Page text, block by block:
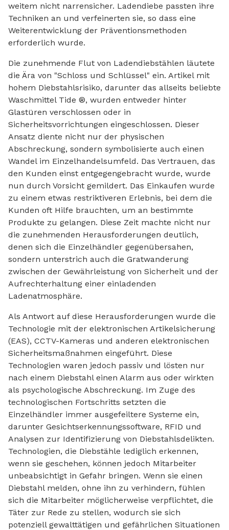
weitem nicht narrensicher. Ladendiebe passten ihre
Techniken an und verfeinerten sie, so dass eine
Weiterentwicklung der Präventionsmethoden
erforderlich wurde.
Die zunehmende Flut von Ladendiebstählen läutete
die Ära von "Schloss und Schlüssel" ein. Artikel mit
hohem Diebstahlsrisiko, darunter das allseits beliebte
Waschmittel Tide ®, wurden entweder hinter
Glastüren verschlossen oder in
Sicherheitsvorrichtungen eingeschlossen. Dieser
Ansatz diente nicht nur der physischen
Abschreckung, sondern symbolisierte auch einen
Wandel im Einzelhandelsumfeld. Das Vertrauen, das
den Kunden einst entgegengebracht wurde, wurde
nun durch Vorsicht gemildert. Das Einkaufen wurde
zu einem etwas restriktiveren Erlebnis, bei dem die
Kunden oft Hilfe brauchten, um an bestimmte
Produkte zu gelangen. Diese Zeit machte nicht nur
die zunehmenden Herausforderungen deutlich,
denen sich die Einzelhändler gegenübersahen,
sondern unterstrich auch die Gratwanderung
zwischen der Gewährleistung von Sicherheit und der
Aufrechterhaltung einer einladenden
Ladenatmosphäre.
Als Antwort auf diese Herausforderungen wurde die
Technologie mit der elektronischen Artikelsicherung
(EAS), CCTV-Kameras und anderen elektronischen
Sicherheitsmaßnahmen eingeführt. Diese
Technologien waren jedoch passiv und lösten nur
nach einem Diebstahl einen Alarm aus oder wirkten
als psychologische Abschreckung. Im Zuge des
technologischen Fortschritts setzten die
Einzelhändler immer ausgefeiltere Systeme ein,
darunter Gesichtserkennungssoftware, RFID und
Analysen zur Identifizierung von Diebstahlsdelikten.
Technologien, die Diebstähle lediglich erkennen,
wenn sie geschehen, können jedoch Mitarbeiter
unbeabsichtigt in Gefahr bringen. Wenn sie einen
Diebstahl melden, ohne ihn zu verhindern, fühlen
sich die Mitarbeiter möglicherweise verpflichtet, die
Täter zur Rede zu stellen, wodurch sie sich
potenziell gewalttätigen und gefährlichen Situationen